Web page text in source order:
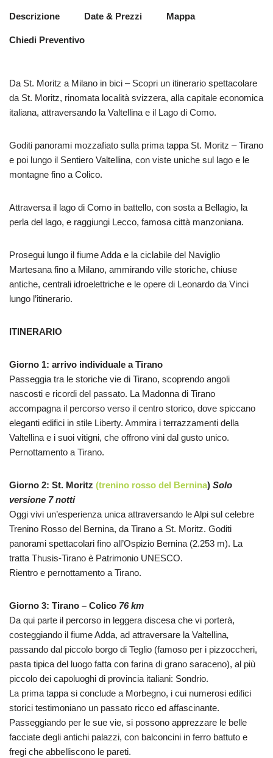
Descrizione Date & Prezzi Mappa
Chiedi Preventivo
Da St. Moritz a Milano in bici – Scopri un itinerario spettacolare
da St. Moritz, rinomata località svizzera, alla capitale economica
italiana, attraversando la Valtellina e il Lago di Como.
Goditi panorami mozzafiato sulla prima tappa St. Moritz – Tirano
e poi lungo il Sentiero Valtellina, con viste uniche sul lago e le
montagne fino a Colico.
Attraversa il lago di Como in battello, con sosta a Bellagio, la
perla del lago, e raggiungi Lecco, famosa città manzoniana.
Prosegui lungo il fiume Adda e la ciclabile del Naviglio
Martesana fino a Milano, ammirando ville storiche, chiuse
antiche, centrali idroelettriche e le opere di Leonardo da Vinci
lungo l’itinerario.
ITINERARIO
Giorno 1: arrivo individuale a Tirano
Passeggia tra le storiche vie di Tirano, scoprendo angoli
nascosti e ricordi del passato. La Madonna di Tirano
accompagna il percorso verso il centro storico, dove spiccano
eleganti edifici in stile Liberty. Ammira i terrazzamenti della
Valtellina e i suoi vitigni, che offrono vini dal gusto unico.
Pernottamento a Tirano.
Giorno 2: St. Moritz (trenino rosso del Bernina) Solo
versione 7 notti
Oggi vivi un’esperienza unica attraversando le Alpi sul celebre
Trenino Rosso del Bernina, da Tirano a St. Moritz. Goditi
panorami spettacolari fino all’Ospizio Bernina (2.253 m). La
tratta Thusis-Tirano è Patrimonio UNESCO.
Rientro e pernottamento a Tirano.
Giorno 3: Tirano – Colico 76 km
Da qui parte il percorso in leggera discesa che vi porterà,
costeggiando il fiume Adda, ad attraversare la Valtellina,
passando dal piccolo borgo di Teglio (famoso per i pizzoccheri,
pasta tipica del luogo fatta con farina di grano saraceno), al più
piccolo dei capoluoghi di provincia italiani: Sondrio.
La prima tappa si conclude a Morbegno, i cui numerosi edifici
storici testimoniano un passato ricco ed affascinante.
Passeggiando per le sue vie, si possono apprezzare le belle
facciate degli antichi palazzi, con balconcini in ferro battuto e
fregi che abbelliscono le pareti.